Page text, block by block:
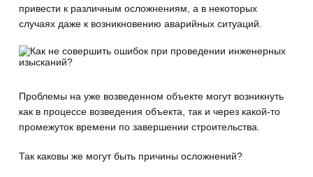
привести к различным осложнениям, а в некоторых
случаях даже к возникновению аварийных ситуаций.
Проблемы на уже возведенном объекте могут возникнуть
как в процессе возведения объекта, так и через какой-то
промежуток времени по завершении строительства.
Так каковы же могут быть причины осложнений?